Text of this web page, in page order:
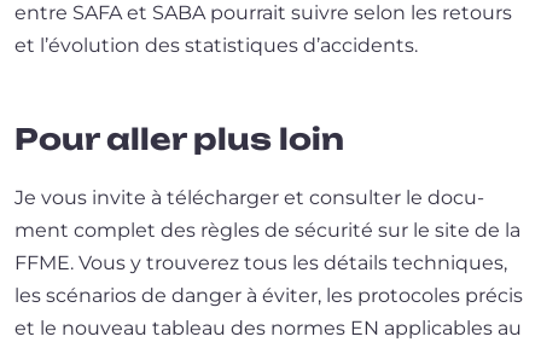
entre SAFA et SABA pour­rait suivre selon les retours
et l’é­vo­lu­tion des sta­tis­tiques d’accidents.
Pour aller plus loin
Je vous invite à télé­char­ger et consul­ter le docu­
ment com­plet des règles de sécu­ri­té sur le site de la
FFME. Vous y trou­ve­rez tous les détails tech­niques,
les scé­na­rios de dan­ger à évi­ter, les pro­to­coles pré­cis
et le nou­veau tableau des normes EN appli­cables au